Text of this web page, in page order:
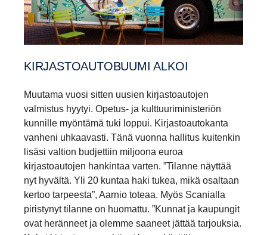
KIRJAS­TOAU­TO­BUUMI ALKOI
Muutama vuosi sitten uusien kirjastoautojen
valmistus hyytyi. Opetus- ja kulttuuriministeriön
kunnille myöntämä tuki loppui. Kirjastoautokanta
vanheni uhkaavasti. Tänä vuonna hallitus kuitenkin
lisäsi valtion budjettiin miljoona euroa
kirjastoautojen hankintaa varten. ”Tilanne näyttää
nyt hyvältä. Yli 20 kuntaa haki tukea, mikä osaltaan
kertoo tarpeesta”, Aarnio toteaa. Myös Scanialla
piristynyt tilanne on huomattu. ”Kunnat ja kaupungit
ovat heränneet ja olemme saaneet jättää tarjouksia.